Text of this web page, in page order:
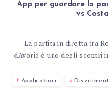
App per guardare la
vs
La partita in diretta tra
d'Avorio è uno degli scontri
Applicazioni